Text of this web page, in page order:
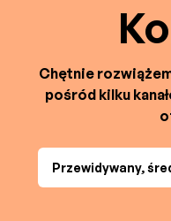
Chętnie
pośród kilku
Przewidywany,